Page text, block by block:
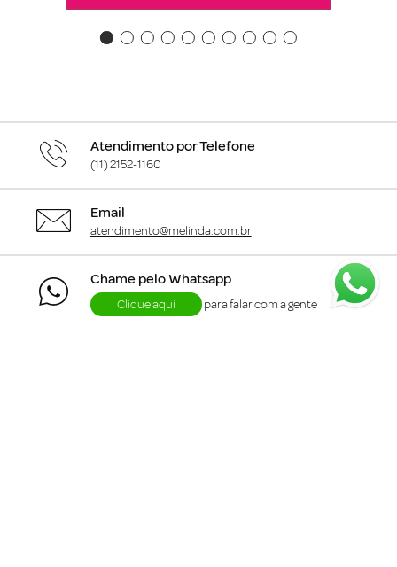
Atendimento por Telefone
(11) 2152-1160
Email
atendimento@melinda.com.br
Chame pelo Whatsapp
Clique aqui para falar com a gente